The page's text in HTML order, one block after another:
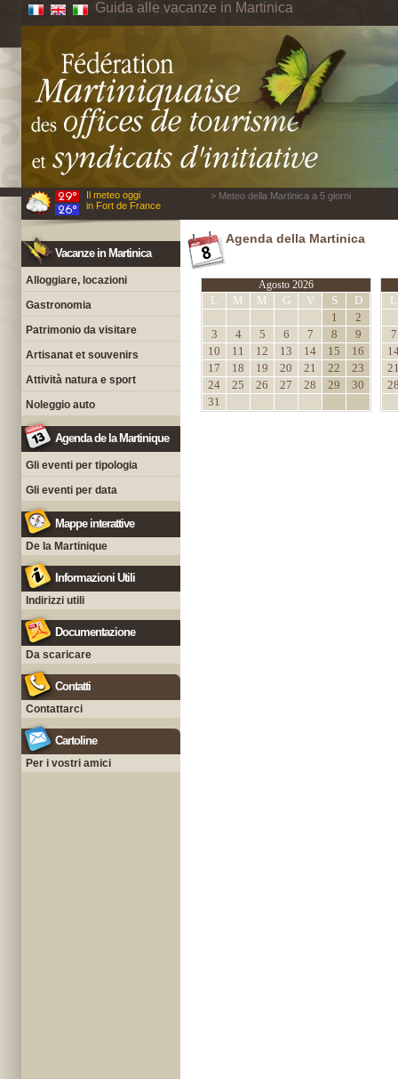
Guida alle vacanze in Martinica
Il meteo oggi
in Fort de France
> Meteo della Martinica a 5 giorni
Vacanze in Martinica
Alloggiare, locazioni
Gastronomia
Patrimonio da visitare
Artisanat et souvenirs
Attività natura e sport
Noleggio auto
Agenda de la Martinique
Gli eventi per tipologia
Gli eventi per data
Mappe interattive
De la Martinique
Informazioni Utili
Indirizzi utili
Documentazione
Da scaricare
Contatti
Contattarci
Cartoline
Per i vostri amici
Agenda della Martinica
Agosto 2026
L M M G V S
D
1
2
3
4 5 6 7 8
9
10
11 12 13 14 15
16
17
18 19 20 21 22
23
24
25 26 27 28 29
30
31
L
7